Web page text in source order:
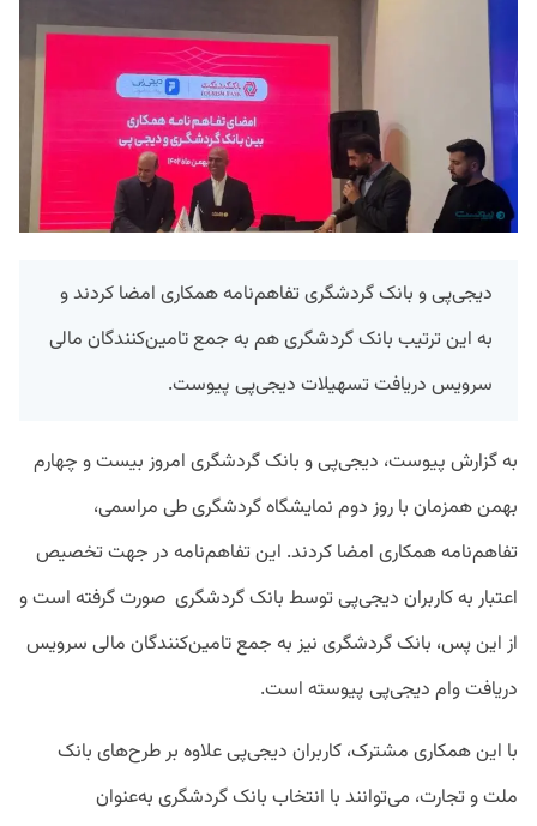
دیجی‌پی و بانک گردشگری تفاهم‌نامه همکاری امضا کردند و
به این ترتیب بانک گردشگری هم به جمع تامین‌کنندگان مالی
سرویس دریافت تسهیلات دیجی‌پی پیوست.
به گزارش پیوست، دیجی‌پی و بانک گردشگری امروز بیست و چهارم
بهمن همزمان با روز دوم نمایشگاه گردشگری طی مراسمی،
تفاهم‌نامه‌ همکاری امضا کردند. این تفاهم‌نامه در جهت تخصیص
اعتبار به کاربران دیجی‌پی توسط بانک گردشگری صورت گرفته است و
از این پس، بانک گردشگری نیز به جمع تامین‌کنندگان مالی سرویس
دریافت وام دیجی‌پی پیوسته است.
با این همکاری مشترک، کاربران دیجی‌پی علاوه بر طرح‌های بانک
ملت و تجارت، می‌توانند با انتخاب بانک گردشگری به‌عنوان